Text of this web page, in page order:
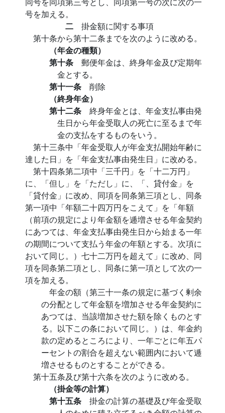
号を加える。
二 掛金額に関する事項
第十条から第十二条までを次のように改める。
（年金の種類）
第十条 郵便年金は、終身年金及び定期年
金とする。
第十一条 削除
（終身年金）
第十二条 終身年金とは、年金支払事由発
生日から年金受取人の死亡に至るまで年
金の支払をするものをいう。
第十三条中「年金受取人が年金支払開始年齢に
達した日」を「年金支払事由発生日」に改める。
第十四条第二項中「三千円」を「十二万円」
に、「但し」を「ただし」に、「、貸付金」を
「貸付金」に改め、同項を同条第三項とし、同条
第一項中「年額二十四万円をこえて」を「年額
（前項の規定により年金額を逓増させる年金契約
にあつては、年金支払事由発生日から始まる一年
の期間について支払う年金の年額とする。次項に
おいて同じ。）七十二万円を超えて」に改め、同
項を同条第二項とし、同条に第一項として次の一
項を加える。
年金の額（第三十一条の規定に基づく剰余
の分配として年金額を増加させる年金契約に
あつては、当該増加させた額を除くものとす
る。以下この条において同じ。）は、年金約
款の定めるところにより、一年ごとに年五パ
ーセントの割合を超えない範囲内において逓
増させるものとすることができる。
第十五条及び第十六条を次のように改める。
（掛金等の計算）
第十五条 掛金の計算の基礎及び年金受取